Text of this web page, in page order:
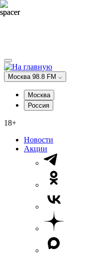
Москва 98.8 FM
Москва
Россия
18+
Новости
Акции